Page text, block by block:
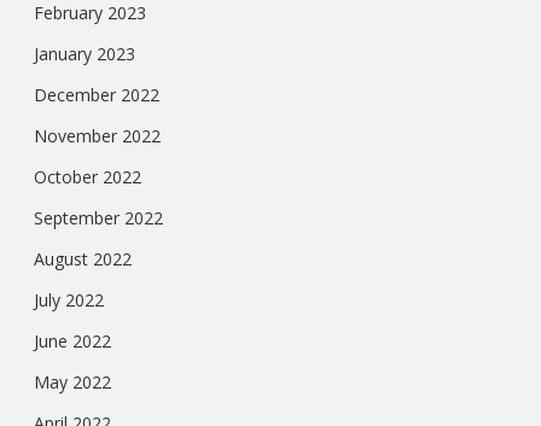
February 2023
January 2023
December 2022
November 2022
October 2022
September 2022
August 2022
July 2022
June 2022
May 2022